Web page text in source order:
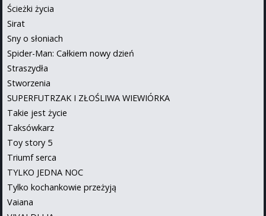
Ścieżki życia
Sirat
Sny o słoniach
Spider-Man: Całkiem nowy dzień
Straszydła
Stworzenia
SUPERFUTRZAK I ZŁOŚLIWA WIEWIÓRKA
Takie jest życie
Taksówkarz
Toy story 5
Triumf serca
TYLKO JEDNA NOC
Tylko kochankowie przeżyją
Vaiana